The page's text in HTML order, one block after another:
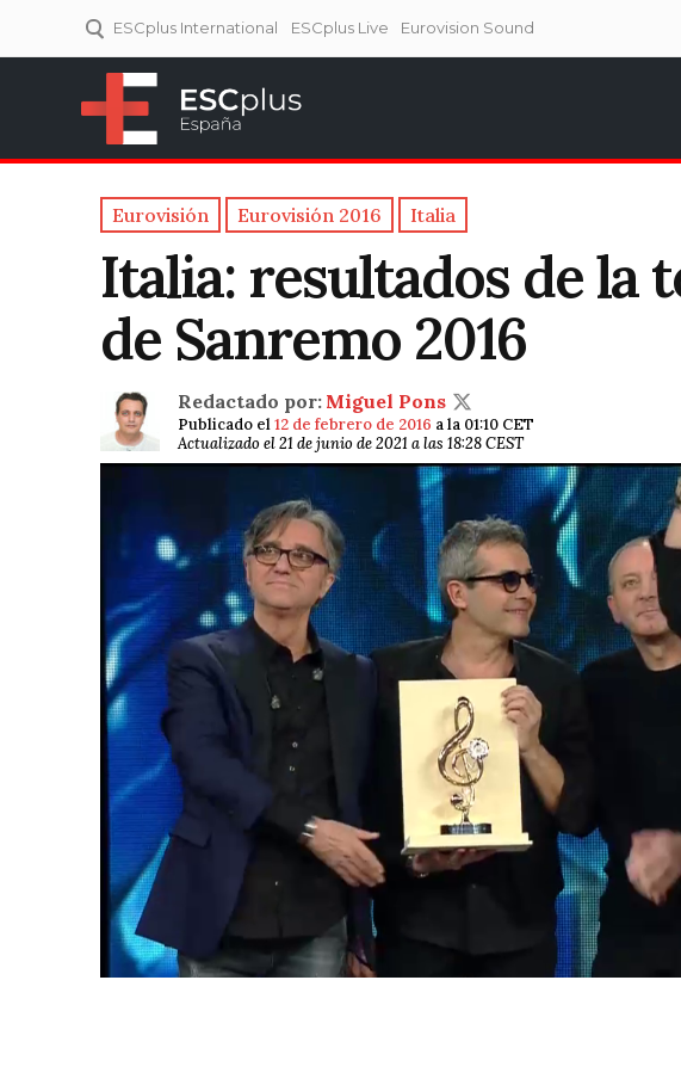
ESCplus International ESCplus Live Eurovision Sound
Eurovisión Eurovisión 2016 Italia
Italia: resultados de la
de Sanremo 2016
Redactado por: Miguel Pons
Publicado el12 de febrero de 2016 a la 01:10 CET
Actualizado el 21 de junio de 2021 a las 18:28 CEST